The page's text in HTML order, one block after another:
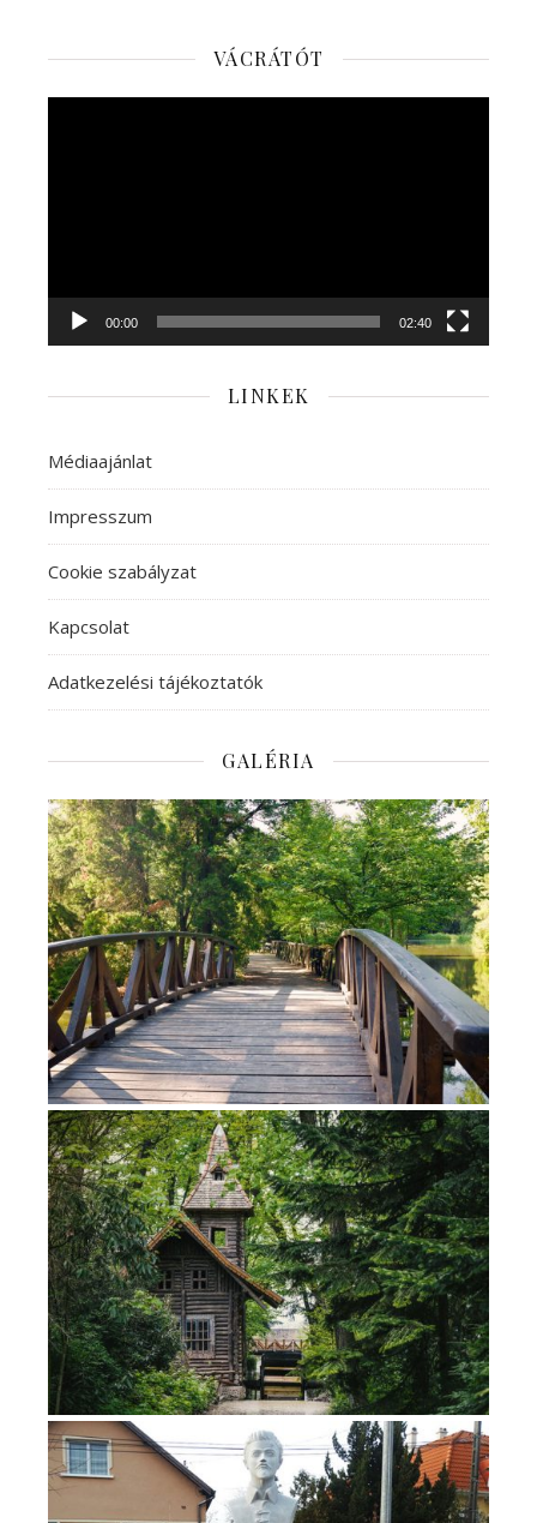
VÁCRÁTÓT
00:00 02:40
LINKEK
Médiaajánlat
Impresszum
Cookie szabályzat
Kapcsolat
Adatkezelési tájékoztatók
GALÉRIA